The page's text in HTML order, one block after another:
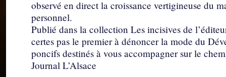
observé en direct la croissance vertigineuse du
personnel.
Publié dans la collection Les incisives de
certes pas le premier à dénoncer la mode du
poncifs destinés à vous accompagner sur le
Journal L’Alsace